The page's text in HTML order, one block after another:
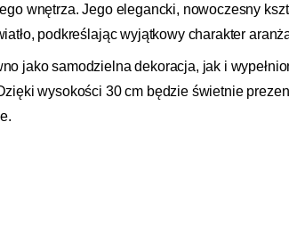
wnętrza. Jego elegancki, nowoczesny
podkreślając wyjątkowy charakter
jako samodzielna dekoracja, jak i
wysokości 30 cm będzie świetnie